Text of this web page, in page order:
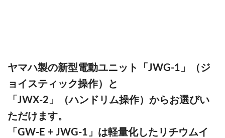
ヤマハ製の新型電動ユニット「JWG-1」（ジ
ョイスティック操作）と
「JWX-2」（ハンドリム操作）からお選びい
ただけます。
「GW-E + JWG-1」は軽量化したリチウムイ